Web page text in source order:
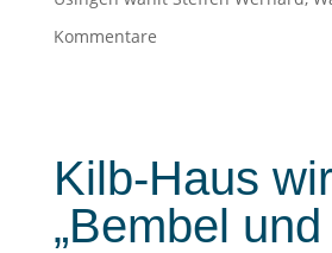
Kommentare
Kilb-Haus
„Bembel und